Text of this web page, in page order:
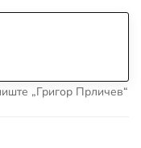
„Григор Прличев“